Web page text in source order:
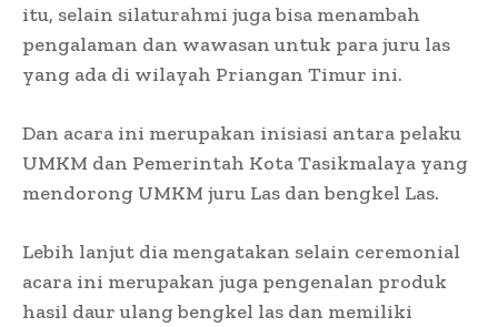
itu, selain silaturahmi juga bisa menambah
pengalaman dan wawasan untuk para juru las
yang ada di wilayah Priangan Timur ini.
Dan acara ini merupakan inisiasi antara pelaku
UMKM dan Pemerintah Kota Tasikmalaya yang
mendorong UMKM juru Las dan bengkel Las.
Lebih lanjut dia mengatakan selain ceremonial
acara ini merupakan juga pengenalan produk
hasil daur ulang bengkel las dan memiliki